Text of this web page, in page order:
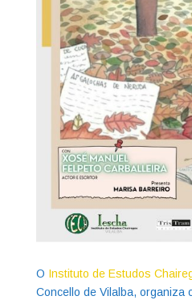
O Instituto de Estudos
Concello de Vilalba, organiza